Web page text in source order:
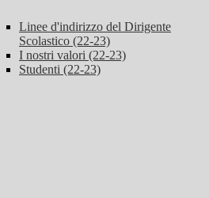
Linee d'indirizzo del Dirigente
Scolastico (22-23)
I nostri valori (22-23)
Studenti (22-23)